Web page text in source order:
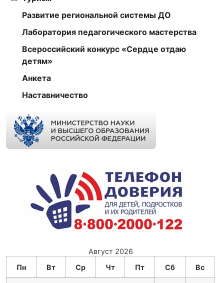
Развитие региональной системы ДО
Лаборатория педагогического мастерства
Всероссийский конкурс «Сердце отдаю
детям»
Анкета
Наставничество
Август 2026
Пн
Вт Ср Чт Пт Сб Вс